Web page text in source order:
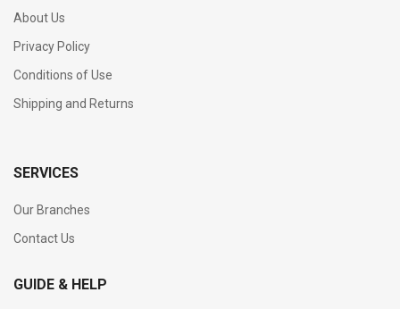
About Us
Privacy Policy
Conditions of Use
Shipping and Returns
SERVICES
Our Branches
Contact Us
GUIDE & HELP